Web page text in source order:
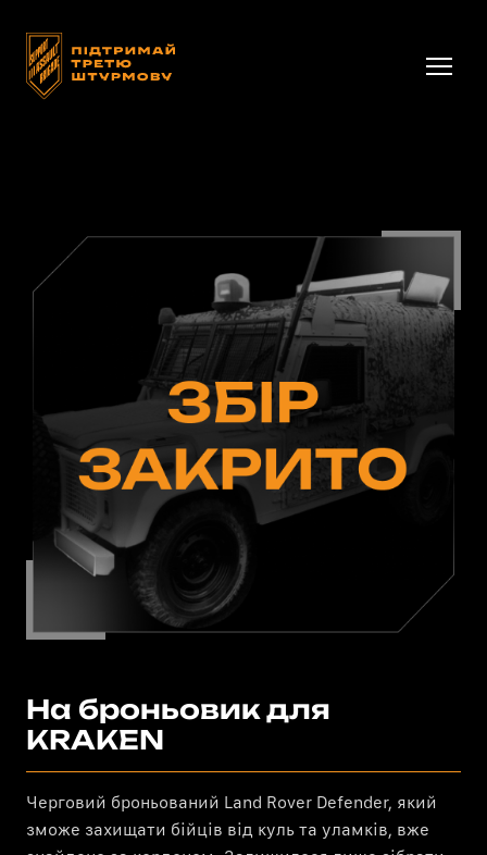
На броньовик для
KRAKEN
Черговий броньований Land Rover Defender, який
зможе захищати бійців від куль та уламків, вже